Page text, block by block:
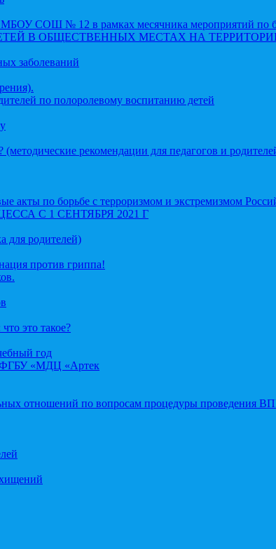
СОШ № 12 в рамках месячника мероприятий по
В ОБЩЕСТВЕННЫХ МЕСТАХ НА
заболеваний
по полоролевому воспитанию детей
(методические рекомендации для педагогов и
акты по борьбе с терроризмом и экстремизмом
С 1 СЕНТЯБРЯ 2021 Г
для родителей)
против гриппа!
это такое?
год
ФГБУ «МДЦ «Артек
отношений по вопросам процедуры проведения